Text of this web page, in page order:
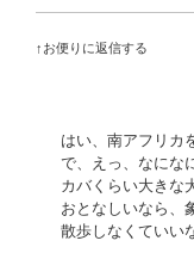
↑お便りに返信する
はい、南アフリカ
で、えっ、なにな
カバくらい大きな
おとなしいなら、
散歩しなくていい